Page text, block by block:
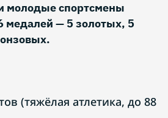
молодые спортсмены
медалей — 5 золотых, 5
(тяжёлая атлетика, до 88